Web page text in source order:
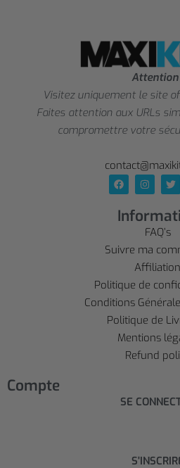
Attention
Visitez uniquement le site
Faites attention aux URLs
compromettre votre
FAQ’s
Suivre ma
Affiliation
Politique de
Conditions
Politique de
Mentions
Refund
Compte
SE